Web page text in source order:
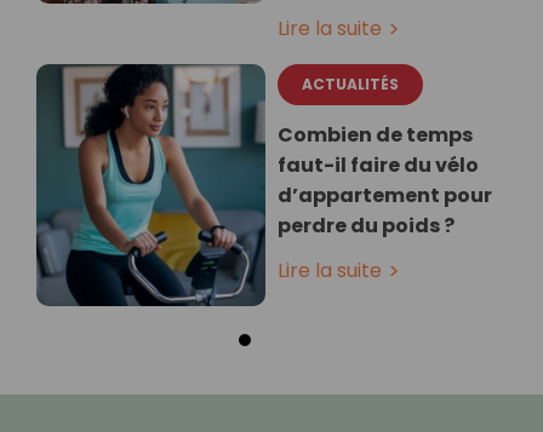
Lire la suite
ACTUALITÉS
Combien de temps
faut-il faire du vélo
d’appartement pour
perdre du poids ?
Lire la suite